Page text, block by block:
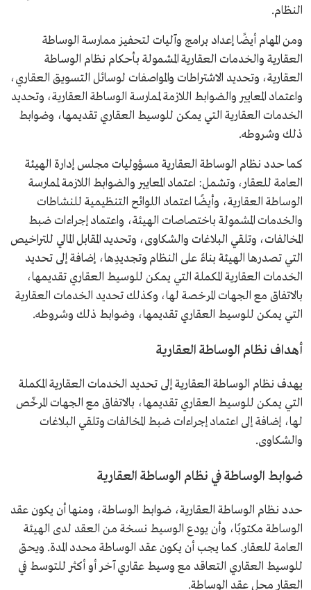
النظام.
ومن المهام أيضًا إعداد برامج وآليات لتحفيز ممارسة الوساطة
العقارية والخدمات العقارية المشمولة بأحكام نظام الوساطة
العقارية، وتحديد الاشتراطات والمواصفات لوسائل التسويق العقاري،
واعتماد المعايير والضوابط اللازمة لممارسة الوساطة العقارية، وتحديد
الخدمات العقارية التي يمكن للوسيط العقاري تقديمها، وضوابط
ذلك وشروطه.
كما حدد نظام الوساطة العقارية مسؤوليات مجلس إدارة الهيئة
العامة للعقار، وتشمل: اعتماد المعايير والضوابط اللازمة لممارسة
الوساطة العقارية، وأيضًا اعتماد اللوائح التنظيمية للنشاطات
والخدمات المشمولة باختصاصات الهيئة، واعتماد إجراءات ضبط
المخالفات، وتلقي البلاغات والشكاوى، وتحديد المقابل المالي للتراخيص
التي تصدرها الهيئة بناءً على النظام وتجديدِها، إضافة إلى تحديد
الخدمات العقارية المكملة التي يمكن للوسيط العقاري تقديمها،
بالاتفاق مع الجهات المرخصة لها، وكذلك تحديد الخدمات العقارية
التي يمكن للوسيط العقاري تقديمها، وضوابط ذلك وشروطه.
أهداف نظام الوساطة العقارية
يهدف نظام الوساطة العقارية إلى تحديد الخدمات العقارية المكملة
التي يمكن للوسيط العقاري تقديمها، بالاتفاق مع الجهات المرخّص
لها، إضافة إلى اعتماد إجراءات ضبط المخالفات وتلقي البلاغات
والشكاوى.
ضوابط الوساطة في نظام الوساطة العقارية
حدد نظام الوساطة العقارية، ضوابط الوساطة، ومنها أن يكون عقد
الوساطة مكتوبًا، وأن يودع الوسيط نسخة من العقد لدى الهيئة
العامة للعقار. كما يجب أن يكون عقد الوساطة محدد المدة. ويحق
للوسيط العقاري التعاقد مع وسيط عقاري آخر أو أكثر للتوسط في
العقار محل عقد الوساطة.